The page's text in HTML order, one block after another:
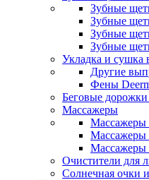
Зубные
Зубные
Зубные
Зубные
Укладка и сушка
Другие
Фены
Беговые
Массажеры
Массажеры
Массажеры
Массажеры
Очистители для
Солнечная очки